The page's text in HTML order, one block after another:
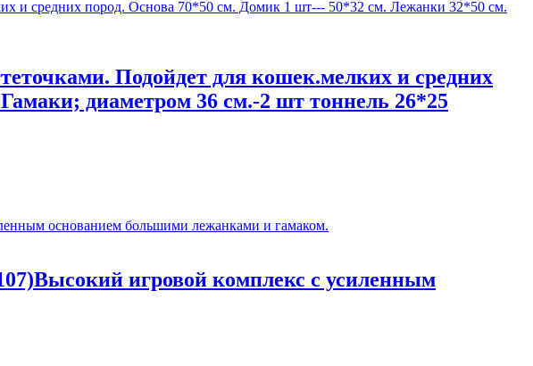
Подойдет для кошек.мелких и средних
диаметром 36 см.-2 шт тоннель 26*25
игровой комплекс с усиленным